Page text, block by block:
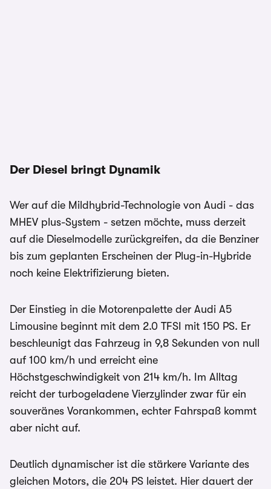
Der Diesel bringt Dynamik
Wer auf die Mildhybrid-Technologie von Audi - das
MHEV plus-System - setzen möchte, muss derzeit
auf die Dieselmodelle zurückgreifen, da die Benziner
bis zum geplanten Erscheinen der Plug-in-Hybride
noch keine Elektrifizierung bieten.
Der Einstieg in die Motorenpalette der Audi A5
Limousine beginnt mit dem 2.0 TFSI mit 150 PS. Er
beschleunigt das Fahrzeug in 9,8 Sekunden von null
auf 100 km/h und erreicht eine
Höchstgeschwindigkeit von 214 km/h. Im Alltag
reicht der turbogeladene Vierzylinder zwar für ein
souveränes Vorankommen, echter Fahrspaß kommt
aber nicht auf.
Deutlich dynamischer ist die stärkere Variante des
gleichen Motors, die 204 PS leistet. Hier dauert der